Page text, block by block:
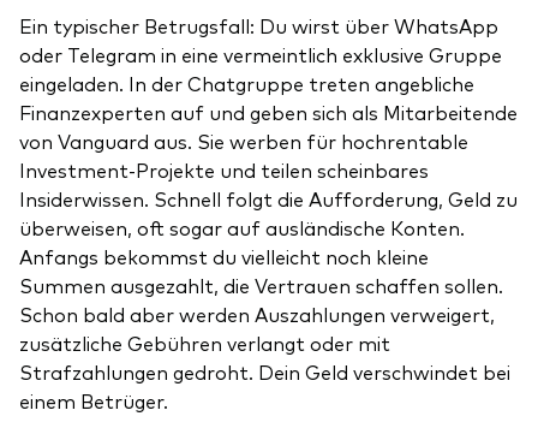
Ein typischer Betrugsfall: Du wirst über WhatsApp
oder Telegram in eine vermeintlich exklusive Gruppe
eingeladen. In der Chatgruppe treten angebliche
Finanzexperten auf und geben sich als Mitarbeitende
von Vanguard aus. Sie werben für hochrentable
Investment-Projekte und teilen scheinbares
Insiderwissen. Schnell folgt die Aufforderung, Geld zu
überweisen, oft sogar auf ausländische Konten.
Anfangs bekommst du vielleicht noch kleine
Summen ausgezahlt, die Vertrauen schaffen sollen.
Schon bald aber werden Auszahlungen verweigert,
zusätzliche Gebühren verlangt oder mit
Strafzahlungen gedroht. Dein Geld verschwindet bei
einem Betrüger.